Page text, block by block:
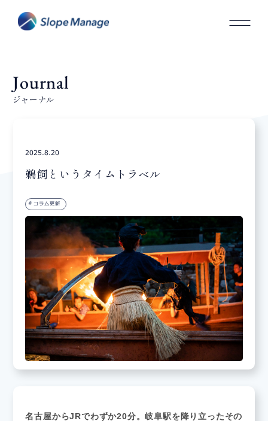
Journal
ジャーナル
2025.8.20
鵜飼というタイムトラベル
コラム更新
名古屋からJRでわずか20分。岐阜駅を降り立ったその